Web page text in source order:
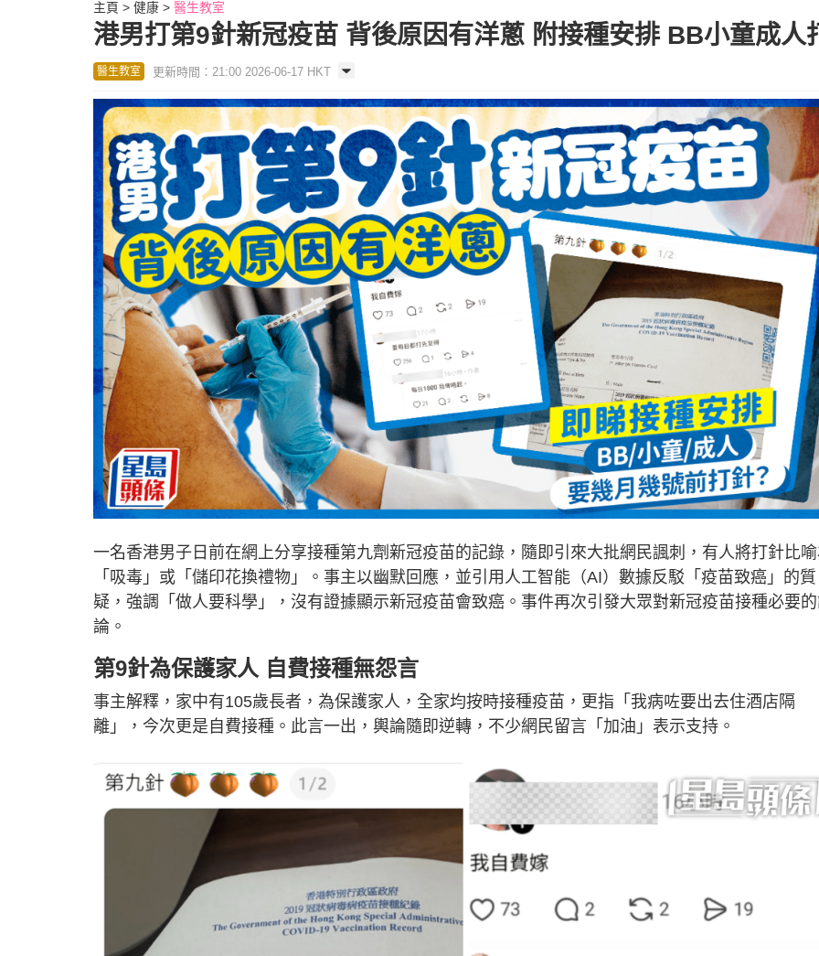
主頁 健康 醫生教室
港男打第9針新冠疫苗 背後原因有洋蔥 附接種安排 BB小童成人
醫生教室 更新時間：21:00 2026-06-17 HKT
一名香港男子日前在網上分享接種第九劑新冠疫苗的記錄，隨即引來大批網民諷刺，有人將打針比
「吸毒」或「儲印花換禮物」。事主以幽默回應，並引用人工智能（AI）數據反駁「疫苗致癌」的質
疑，強調「做人要科學」，沒有證據顯示新冠疫苗會致癌。事件再次引發大眾對新冠疫苗接種必要
論。
第9針為保護家人 自費接種無怨言
事主解釋，家中有105歲長者，為保護家人，全家均按時接種疫苗，更指「我病咗要出去住酒店隔
離」，今次更是自費接種。此言一出，輿論隨即逆轉，不少網民留言「加油」表示支持。